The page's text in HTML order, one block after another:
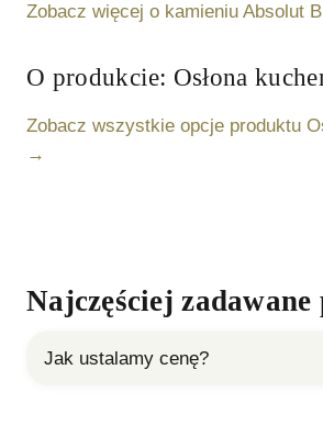
Zobacz więcej o kamieniu Absolut
O produkcie: Osłona
Zobacz wszystkie opcje produktu
→
Najczęściej
Jak ustalamy cenę?